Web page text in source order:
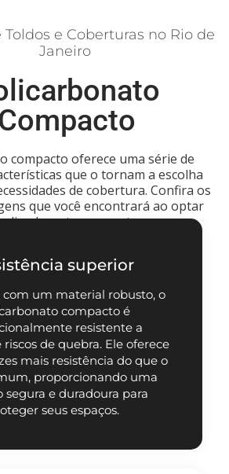
e Coberturas no Rio de
Janeiro
compacto oferece uma série de
que o tornam a escolha
de cobertura. Confira os
que você encontrará ao optar
compacto:
superior
com um material robusto, o
compacto é
resistente a
de quebra. Ele oferece
mais resistência do que o
proporcionando uma
segura e duradoura para
seus espaços.